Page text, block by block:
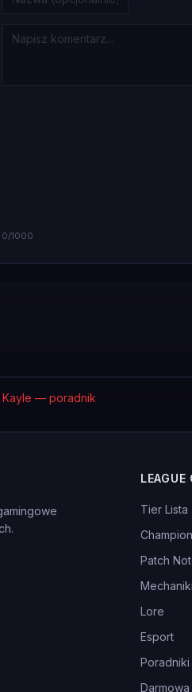
0/1000
Kayle — poradnik
LEAGUE
Tier Lista
Patch
Mechaniki
Lore
Esport
Poradniki